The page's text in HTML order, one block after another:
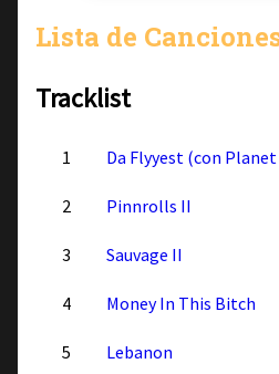
Lista de
Tracklist
1 Da Flyyest (con Planet
2 Pinnrolls II
3 Sauvage II
4 Money In This Bitch
5 Lebanon